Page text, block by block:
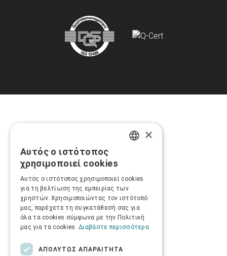
×
Αυτός ο ιστότοπος
χρησιμοποιεί cookies
Αυτός ο ιστότοπος χρησιμοποιεί cookies
για τη βελτίωση της εμπειρίας των
χρηστών. Χρησιμοποιώντας τον ιστότοπό
μας, παρέχετε τη συγκατάθεσή σας για
όλα τα cookies σύμφωνα με την Πολιτική
μας για τα cookies. Διαβάστε περισσότερα
ΑΠΟΛΎΤΩΣ ΑΠΑΡΑΊΤΗΤΑ